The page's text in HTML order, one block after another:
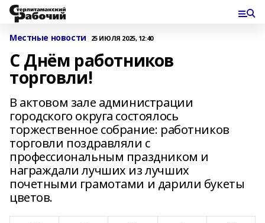
Местные новости 25 ИЮЛЯ 2025, 12:40
С Днём работников
торговли!
В актовом зале администрации
городского округа состоялось
торжественное собрание: работников
торговли поздравляли с
профессиональным праздником и
награждали лучших из лучших
почетными грамотами и дарили букеты
цветов.